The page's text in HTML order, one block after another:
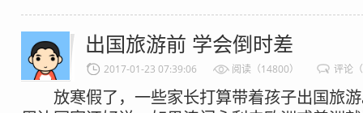
出国旅游前 学会倒时差
2017-01-23 07:39:06 阅读（14800） 评论
放寒假了，一些家长打算带着孩子出国旅游